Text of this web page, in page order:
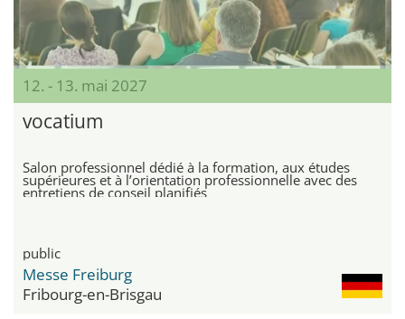
12. - 13. mai 2027
vocatium
Salon professionnel dédié à la formation, aux études
supérieures et à l’orientation professionnelle avec des
entretiens de conseil planifiés
public
Messe Freiburg
Fribourg-en-Brisgau